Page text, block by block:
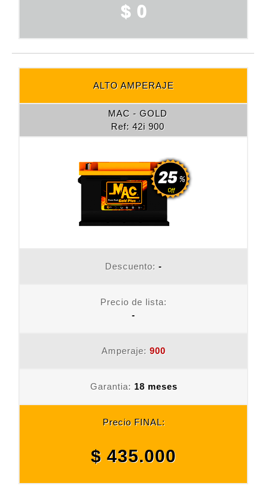
$ 0
ALTO AMPERAJE
MAC - GOLD
Ref: 42i 900
Descuento: -
Precio de lista:
-
Amperaje: 900
Garantia: 18 meses
Precio FINAL:
$ 435.000